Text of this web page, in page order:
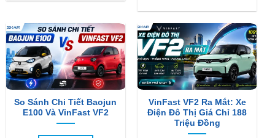
So Sánh Chi Tiết Baojun
E100 Và VinFast VF2
XEM THÊM
VinFast VF2 Ra Mắt: Xe
Điện Đô Thị Giá Chỉ 188
Triệu Đồng
XEM THÊM